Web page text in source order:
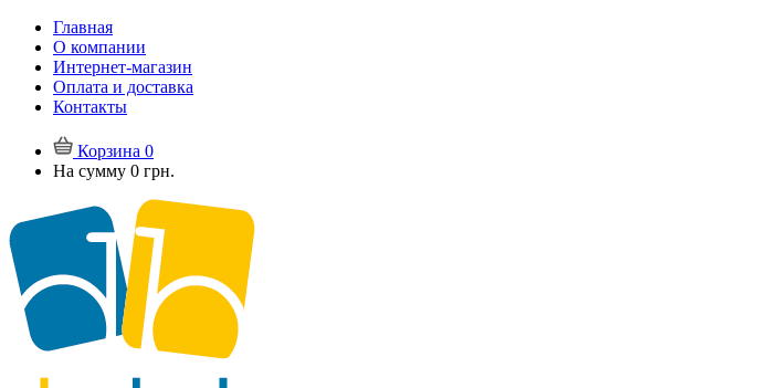
Главная
О компании
Интернет-магазин
Оплата и доставка
Контакты
Корзина 0
На сумму 0 грн.